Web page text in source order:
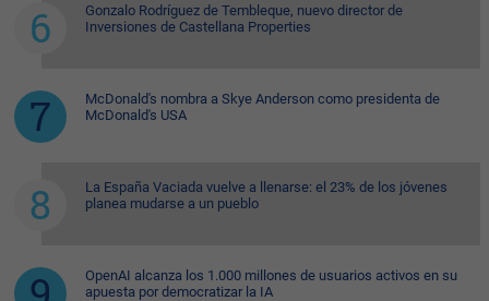
Gonzalo Rodríguez de Tembleque, nuevo director de
Inversiones de Castellana Properties
McDonald's nombra a Skye Anderson como presidenta de
McDonald's USA
La España Vaciada vuelve a llenarse: el 23% de los jóvenes
planea mudarse a un pueblo
OpenAI alcanza los 1.000 millones de usuarios activos en su
apuesta por democratizar la IA